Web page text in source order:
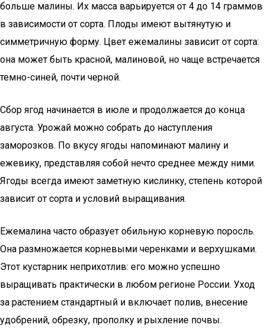
больше малины. Их масса варьируется от 4 до 14 граммов
в зависимости от сорта. Плоды имеют вытянутую и
симметричную форму. Цвет ежемалины зависит от сорта:
она может быть красной, малиновой, но чаще встречается
темно-синей, почти черной.
Сбор ягод начинается в июле и продолжается до конца
августа. Урожай можно собрать до наступления
заморозков. По вкусу ягоды напоминают малину и
ежевику, представляя собой нечто среднее между ними.
Ягоды всегда имеют заметную кислинку, степень которой
зависит от сорта и условий выращивания.
Ежемалина часто образует обильную корневую поросль.
Она размножается корневыми черенками и верхушками.
Этот кустарник неприхотлив: его можно успешно
выращивать практически в любом регионе России. Уход
за растением стандартный и включает полив, внесение
удобрений, обрезку, прополку и рыхление почвы.